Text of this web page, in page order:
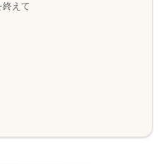
終えて